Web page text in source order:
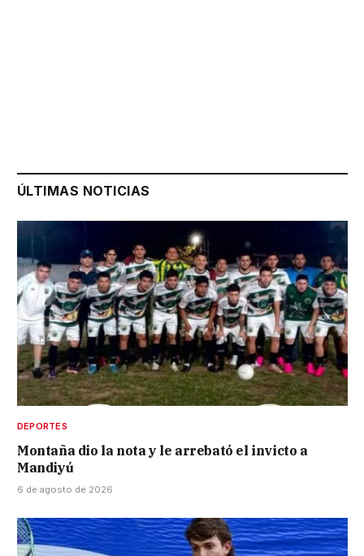
ÚLTIMAS NOTICIAS
DEPORTES
Montaña dio la nota y le arrebató el invicto a
Mandiyú
6 de agosto de 2026